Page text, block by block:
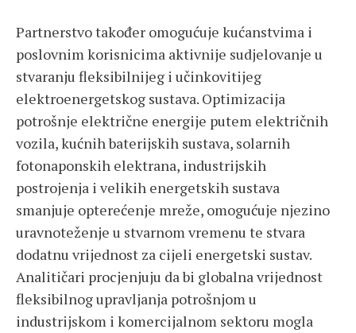
Partnerstvo također omogućuje kućanstvima i
poslovnim korisnicima aktivnije sudjelovanje u
stvaranju fleksibilnijeg i učinkovitijeg
elektroenergetskog sustava. Optimizacija
potrošnje električne energije putem električnih
vozila, kućnih baterijskih sustava, solarnih
fotonaponskih elektrana, industrijskih
postrojenja i velikih energetskih sustava
smanjuje opterećenje mreže, omogućuje njezino
uravnoteženje u stvarnom vremenu te stvara
dodatnu vrijednost za cijeli energetski sustav.
Analitičari procjenjuju da bi globalna vrijednost
fleksibilnog upravljanja potrošnjom u
industrijskom i komercijalnom sektoru mogla